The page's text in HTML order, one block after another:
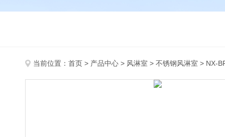
当前位置： 首页 > 产品中心 > 风淋室 > 不锈钢风淋室 > NX-